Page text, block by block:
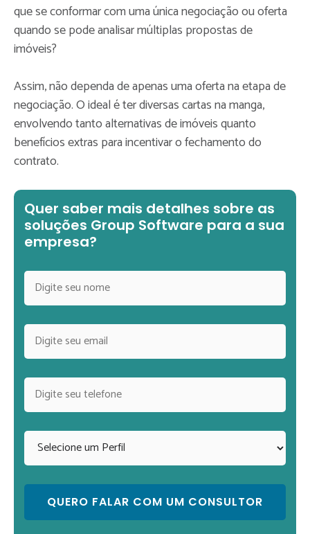
que se conformar com uma única negociação ou oferta
quando se pode analisar múltiplas propostas de
imóveis?
Assim, não dependa de apenas uma oferta na etapa de
negociação. O ideal é ter diversas cartas na manga,
envolvendo tanto alternativas de imóveis quanto
benefícios extras para incentivar o fechamento do
contrato.
Quer saber mais detalhes sobre as
soluções Group Software para a sua
empresa?